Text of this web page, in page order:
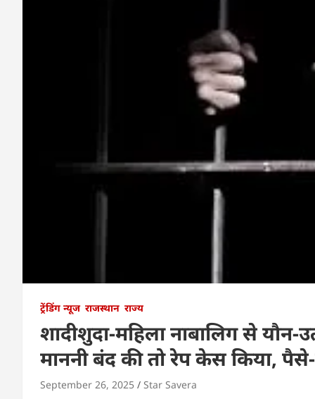
ट्रेंडिंग न्यूज राजस्थान राज्य
शादीशुदा-महिला नाबालिग से यौन-
माननी बंद की तो रेप केस किया,
September 26, 2025 Star Savera